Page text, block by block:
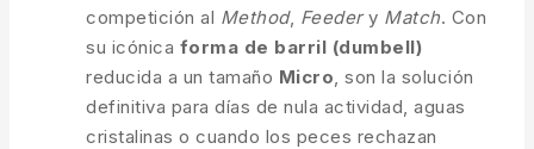
competición al Method, Feedery Match. Con
su icónica forma de barril (dumbell)
reducida a un tamaño Micro , son la solución
definitiva para días de nula actividad, aguas
cristalinas o cuando los peces rechazan